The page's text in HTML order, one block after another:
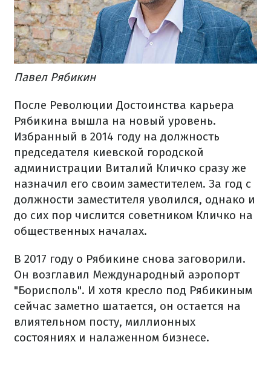
Павел Рябикин
После Революции Достоинства карьера
Рябикина вышла на новый уровень.
Избранный в 2014 году на должность
председателя киевской городской
администрации Виталий Кличко сразу же
назначил его своим заместителем. За год с
должности заместителя уволился, однако и
до сих пор числится советником Кличко на
общественных началах.
В 2017 году о Рябикине снова заговорили.
Он возглавил Международный аэропорт
"Борисполь". И хотя кресло под Рябикиным
сейчас заметно шатается, он остается на
влиятельном посту, миллионных
состояниях и налаженном бизнесе.